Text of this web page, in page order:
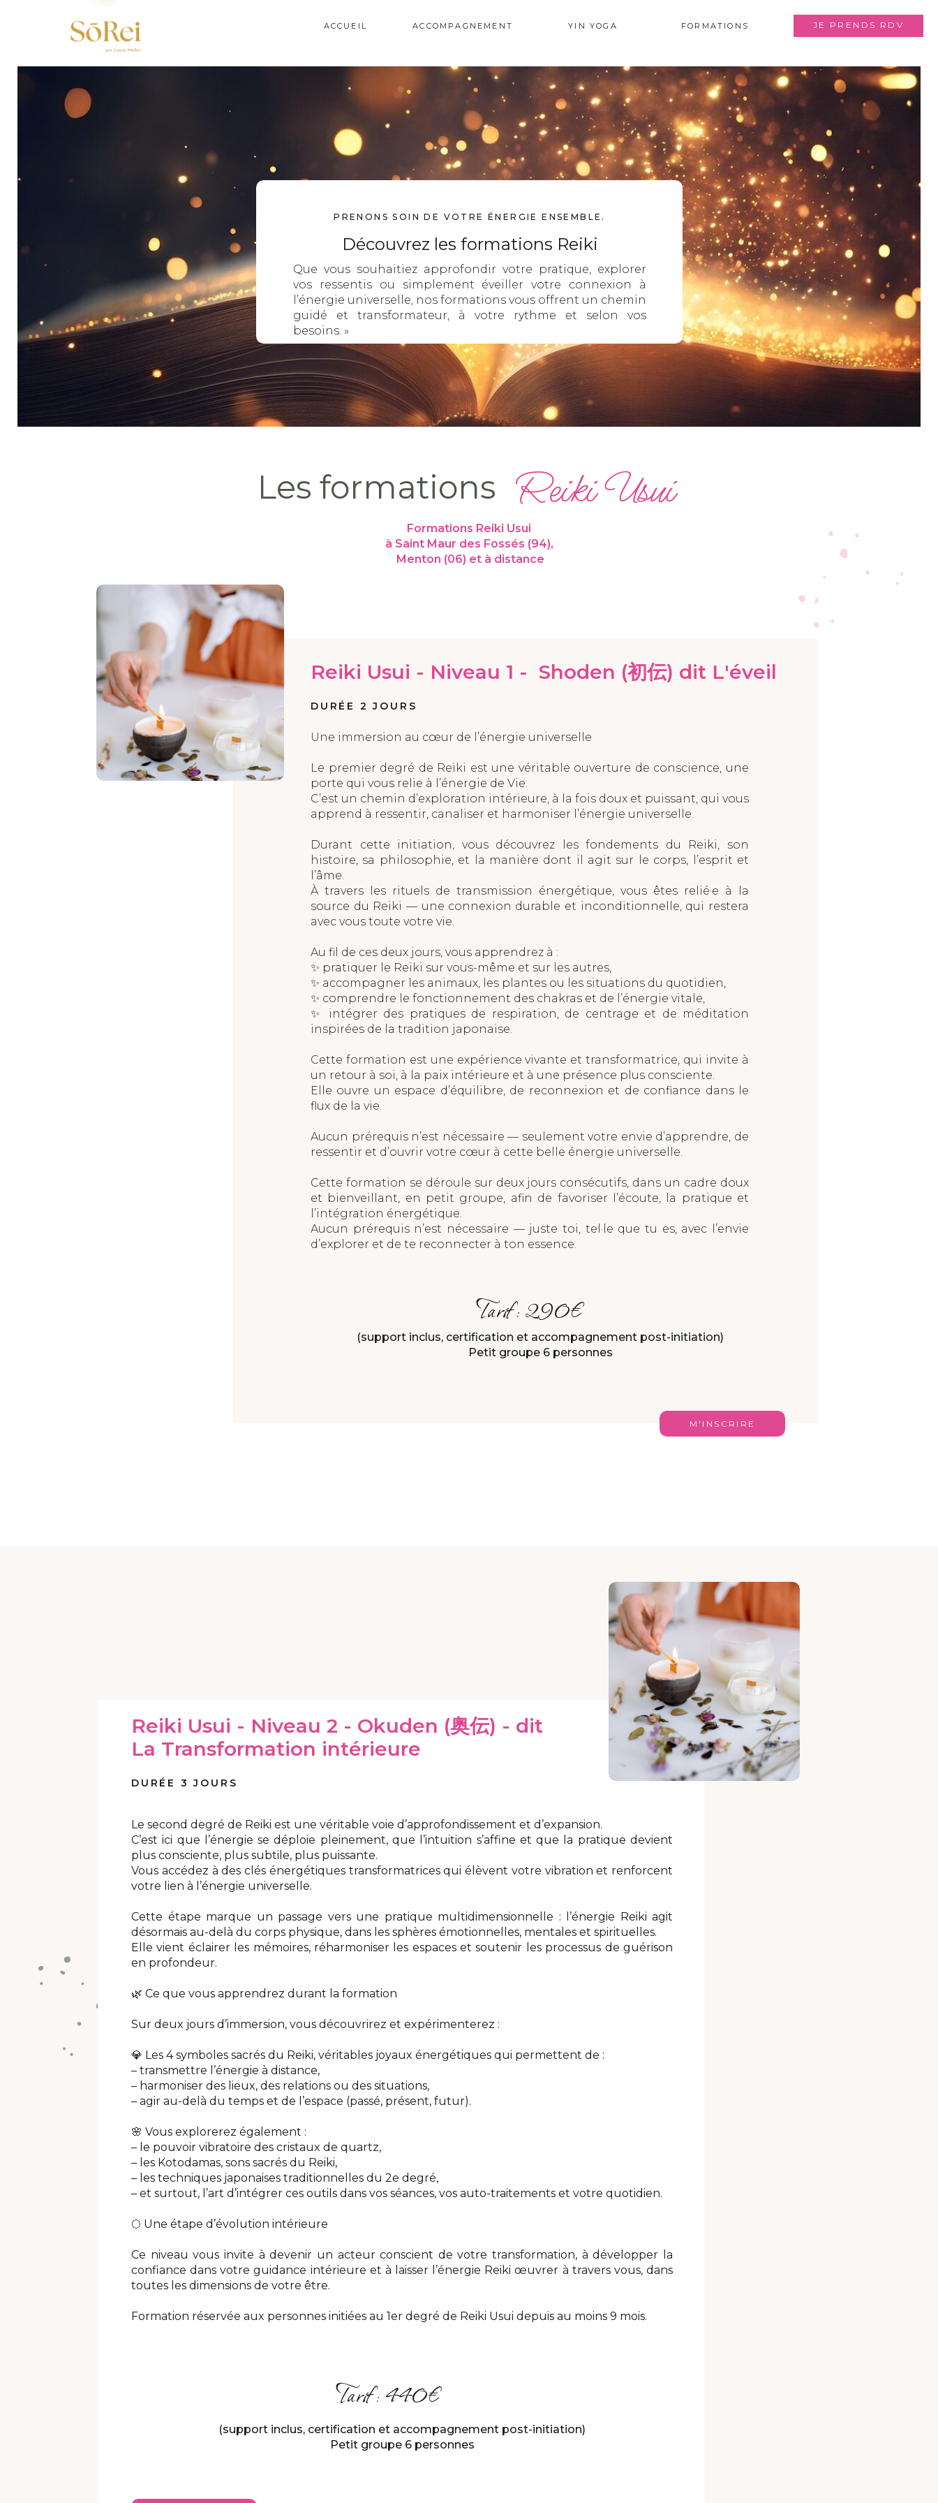
FORMATIONS
YIN YOGA
ACCOMPAGNEMENT
ACCUEIL JE PRENDS RDV
Découvrez les formations Reiki
PRENONS SOIN DE VOTRE ÉNERGIE ENSEMBLE.
Que vous souhaitiez approfondir votre pratique, explorer
vos ressentis ou simplement éveiller votre connexion à
l’énergie universelle, nos formations vous offrent un chemin
guidé et transformateur, à votre rythme et selon vos
besoins. »
Une immersion au cœur de l’énergie universelle
Le premier degré de Reiki est une véritable ouverture de conscience, une
porte qui vous relie à l’énergie de Vie.
C’est un chemin d’exploration intérieure, à la fois doux et puissant, qui vous
apprend à ressentir, canaliser et harmoniser l’énergie universelle.
Durant cette initiation, vous découvrez les fondements du Reiki, son
histoire, sa philosophie, et la manière dont il agit sur le corps, l’esprit et
l’âme.
À travers les rituels de transmission énergétique, vous êtes relié·e à la
source du Reiki — une connexion durable et inconditionnelle, qui restera
avec vous toute votre vie.
Au fil de ces deux jours, vous apprendrez à :
✨ pratiquer le Reiki sur vous-même et sur les autres,
✨ accompagner les animaux, les plantes ou les situations du quotidien,
✨ comprendre le fonctionnement des chakras et de l’énergie vitale,
✨ intégrer des pratiques de respiration, de centrage et de méditation
inspirées de la tradition japonaise.
Cette formation est une expérience vivante et transformatrice, qui invite à
un retour à soi, à la paix intérieure et à une présence plus consciente.
Elle ouvre un espace d’équilibre, de reconnexion et de confiance dans le
flux de la vie.
Aucun prérequis n’est nécessaire — seulement votre envie d’apprendre, de
ressentir et d’ouvrir votre cœur à cette belle énergie universelle.
Cette formation se déroule sur deux jours consécutifs, dans un cadre doux
et bienveillant, en petit groupe, afin de favoriser l’écoute, la pratique et
l’intégration énergétique.
Aucun prérequis n’est nécessaire — juste toi, tel·le que tu es, avec l’envie
d’explorer et de te reconnecter à ton essence.
Reiki Usui - Niveau 1 - Shoden (初伝) dit L'éveil
DURÉE 2 JOURS
Formations Reiki Usui
à Saint Maur des Fossés (94),
Menton (06) et à distance
M'INSCRIRE
Les formations Reiki Usui
Tarif : 290€
(support inclus, certification et accompagnement post-initiation)
Petit groupe 6 personnes
Le second degré de Reiki est une véritable voie d’approfondissement et d’expansion.
C’est ici que l’énergie se déploie pleinement, que l’intuition s’affine et que la pratique devient
plus consciente, plus subtile, plus puissante.
Vous accédez à des clés énergétiques transformatrices qui élèvent votre vibration et renforcent
votre lien à l’énergie universelle.
Cette étape marque un passage vers une pratique multidimensionnelle : l’énergie Reiki agit
désormais au-delà du corps physique, dans les sphères émotionnelles, mentales et spirituelles.
Elle vient éclairer les mémoires, réharmoniser les espaces et soutenir les processus de guérison
en profondeur.
🌿 Ce que vous apprendrez durant la formation
Sur deux jours d’immersion, vous découvrirez et expérimenterez :
💎 Les 4 symboles sacrés du Reiki, véritables joyaux énergétiques qui permettent de :
– transmettre l’énergie à distance,
– harmoniser des lieux, des relations ou des situations,
– agir au-delà du temps et de l’espace (passé, présent, futur).
🌸 Vous explorerez également :
– le pouvoir vibratoire des cristaux de quartz,
– les Kotodamas, sons sacrés du Reiki,
– les techniques japonaises traditionnelles du 2e degré,
– et surtout, l’art d’intégrer ces outils dans vos séances, vos auto-traitements et votre quotidien.
🌕 Une étape d’évolution intérieure
Ce niveau vous invite à devenir un acteur conscient de votre transformation, à développer la
confiance dans votre guidance intérieure et à laisser l’énergie Reiki œuvrer à travers vous, dans
toutes les dimensions de votre être.
Formation réservée aux personnes initiées au 1er degré de Reiki Usui depuis au moins 9 mois.
Reiki Usui - Niveau 2 - Okuden (奥伝) - dit
La Transformation intérieure
DURÉE 3 JOURS
Tarif : 440€
(support inclus, certification et accompagnement post-initiation)
Petit groupe 6 personnes